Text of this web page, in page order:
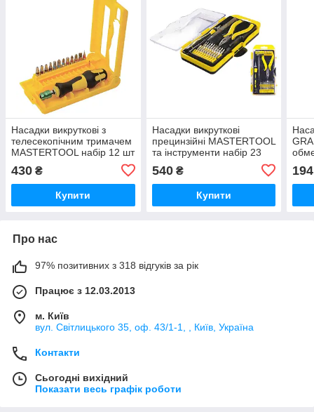
Насадки викруткові з
телесекопічним тримачем
MASTERTOOL набір 12 шт
430 ₴
Купити
Насадки викруткові
прецинзійні MASTERTOOL
та інструменти набір 23
540₴
Купити
194
Про нас
97% позитивних з 318 відгуків за рік
Працює з 12.03.2013
м. Київ
вул. Світлицького 35, оф. 43/1-1, , Київ, Україна
Контакти
Сьогодні вихідний
Показати весь графік роботи